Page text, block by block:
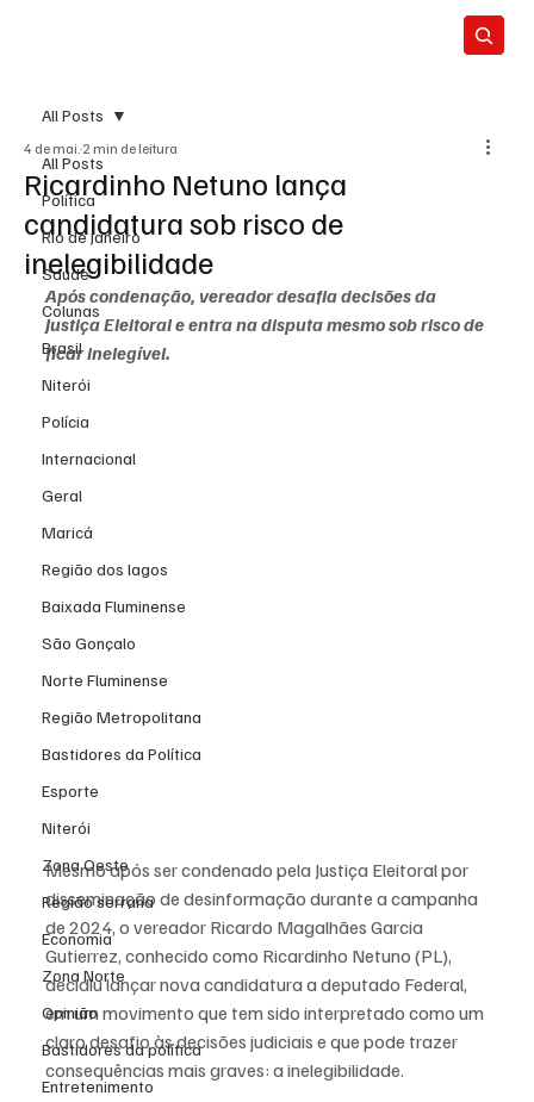
All Posts
Política
Rio de Janeiro
Saúde
Colunas
Brasil
Niterói
Polícia
Internacional
Geral
Maricá
Região dos lagos
Baixada Fluminense
São Gonçalo
Norte Fluminense
Região Metropolitana
Bastidores da Política
Esporte
Niterói
Zona Oeste
Região serrana
Economia
Zona Norte
Opinião
Bastidores da política
Entretenimento
All Posts
Ricardinho Netuno lança
candidatura sob risco de
inelegibilidade
4 de mai. 2 min de leitura
Após condenação, vereador desafia decisões da
Justiça Eleitoral e entra na disputa mesmo sob risco de
ficar inelegível.
Mesmo após ser condenado pela Justiça Eleitoral por
disseminação de desinformação durante a campanha
de 2024, o vereador Ricardo Magalhães Garcia
Gutierrez, conhecido como Ricardinho Netuno (PL),
decidiu lançar nova candidatura a deputado Federal,
em um movimento que tem sido interpretado como um
claro desafio às decisões judiciais e que pode trazer
consequências mais graves: a inelegibilidade.